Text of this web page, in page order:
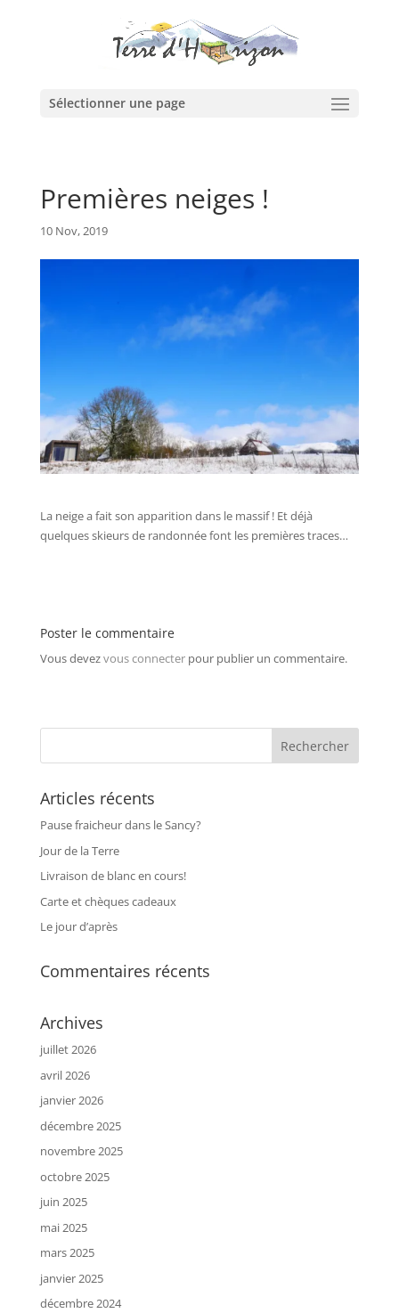
Sélectionner une page
Premières neiges !
10 Nov, 2019
La neige a fait son apparition dans le massif ! Et déjà
quelques skieurs de randonnée font les premières traces…
Poster le commentaire
Vous devezvous connecterpour publier un commentaire.
Articles récents
Pause fraicheur dans le Sancy?
Jour de la Terre
Livraison de blanc en cours!
Carte et chèques cadeaux
Le jour d’après
Commentaires récents
Archives
juillet 2026
avril 2026
janvier 2026
décembre 2025
novembre 2025
octobre 2025
juin 2025
mai 2025
mars 2025
janvier 2025
décembre 2024